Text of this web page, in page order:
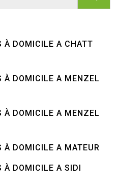
À DOMICILE A CHATT
À DOMICILE A MENZEL
À DOMICILE A MENZEL
À DOMICILE A MATEUR
À DOMICILE A SIDI